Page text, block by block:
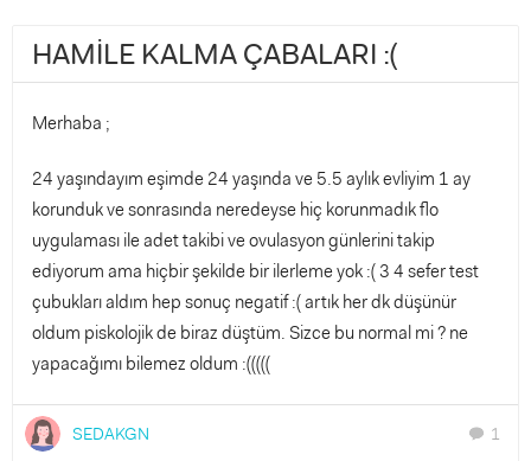
HAMİLE KALMA ÇABALARI :(
Merhaba ;
24 yaşındayım eşimde 24 yaşında ve 5.5 aylık evliyim 1 ay
korunduk ve sonrasında neredeyse hiç korunmadık flo
uygulaması ile adet takibi ve ovulasyon günlerini takip
ediyorum ama hiçbir şekilde bir ilerleme yok :( 3 4 sefer test
çubukları aldım hep sonuç negatif :( artık her dk düşünür
oldum piskolojik de biraz düştüm. Sizce bu normal mi ? ne
yapacağımı bilemez oldum :(((((
SEDAKGN chat 1